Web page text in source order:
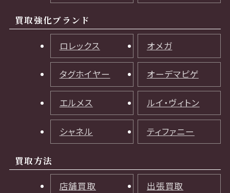
買取強化ブランド
ロレックス オメガ
タグホイヤー オーデマピゲ
エルメス ルイ・ヴィトン
シャネル ティファニー
買取方法
店舗買取 出張買取